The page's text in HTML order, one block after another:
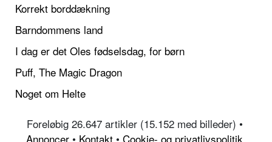
Korrekt borddækning
Barndommens land
I dag er det Oles fødselsdag, for børn
Puff, The Magic Dragon
Noget om Helte
Foreløbig 26.647 artikler (15.152 med billeder) •
Annoncer • Kontakt • Cookie- og privatlivspolitik